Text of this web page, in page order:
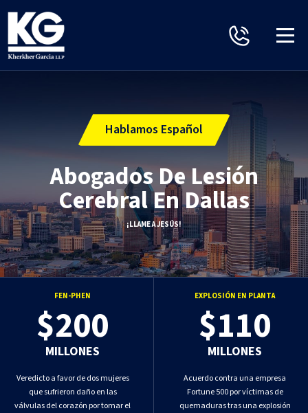
Hablamos Español
Abogados De Lesión
Cerebral En Dallas
¡LLAME A JESÚS!
FEN-PHEN
$200
MILLONES
Veredicto a favor de dos mujeres
que sufrieron daño en las
válvulas del corazón por tomar el
EXPLOSIÓN EN PLANTA
$110
MILLONES
Acuerdo contra una empresa
Fortune 500 por víctimas de
quemaduras tras una explosión